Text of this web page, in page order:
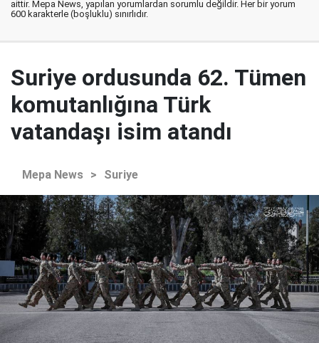
aittir. Mepa News, yapılan yorumlardan sorumlu değildir. Her bir yorum
600 karakterle (boşluklu) sınırlıdır.
Suriye ordusunda 62. Tümen
komutanlığına Türk
vatandaşı isim atandı
Mepa News > Suriye